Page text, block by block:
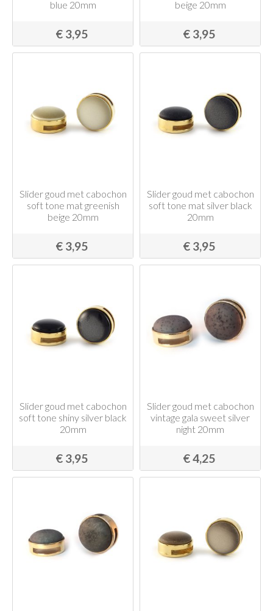
blue 20mm
€ 3,95
beige 20mm
€ 3,95
Slider goud met cabochon
soft tone mat greenish
beige 20mm
€ 3,95
Slider goud met cabochon
soft tone mat silver black
20mm
€ 3,95
Slider goud met cabochon
soft tone shiny silver black
20mm
€ 3,95
Slider goud met cabochon
vintage gala sweet silver
night 20mm
€ 4,25